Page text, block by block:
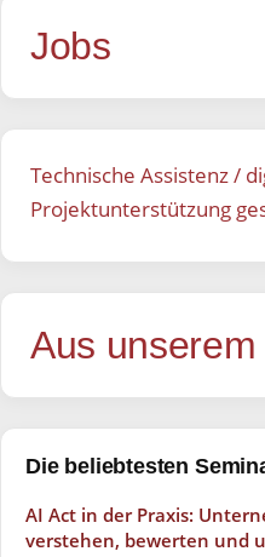
Jobs
Technische Assistenz /
Projektunterstützung
Aus unserem
Die beliebtesten
AI Act in der Praxis:
verstehen, bewerten und